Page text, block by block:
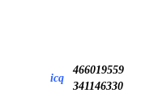
icq
466019559
341146330